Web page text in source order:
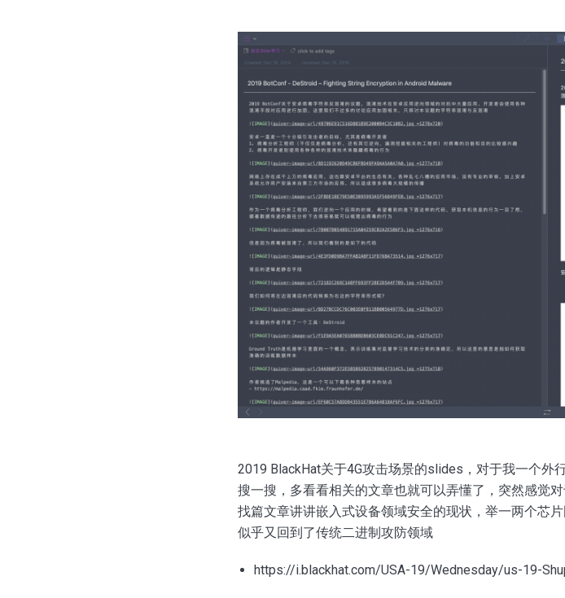
2019 BlackHat关于4G攻击场景的slides，对于我一个外
搜一搜，多看看相关的文章也就可以弄懂了，突然感觉
找篇文章讲讲嵌入式设备领域安全的现状，举一两个芯
似乎又回到了传统二进制攻防领域
https://i.blackhat.com/USA-19/Wednesday/us-19-